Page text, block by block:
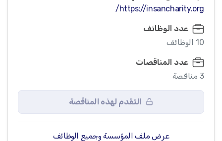
https://insancharity.org/
عدد الوظائف
10 الوظائف
عدد المناقصات
3 مناقصة
عرض ملف المؤسسة وجميع الوظائف